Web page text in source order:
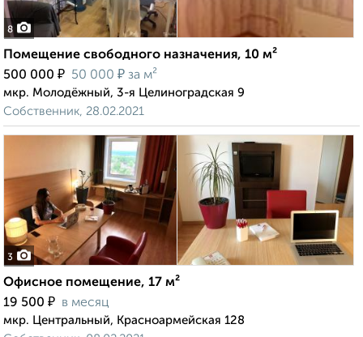
8
Помещение свободного назначения, 10 м²
500 000 ₽ 50 000 ₽ за м²
мкр. Молодёжный, 3-я Целиноградская 9
Собственник, 28.02.2021
3
Офисное помещение, 17 м²
19 500 ₽ в месяц
мкр. Центральный, Красноармейская 128